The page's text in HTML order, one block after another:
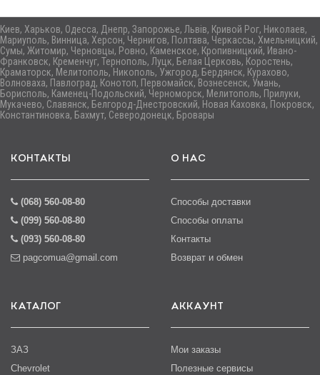
Киев, Харьков, Одесса, Днепр, Запорожье, Львів, Кривой Рог, Николаев,
Мариуполь, Винница, Херсон, Чернигов, Полтава, Черкассы, Хмельницкий,
Сумы, Житомир, Черновцы, Ровно, Каменское, Кропивницкий, Ивано-
Франковск, Кременчуг, Тернополь, Луцк, Белая Церковь, Коростень,
Краматорск, Мелитополь, Никополь, Ужгород, Бердянск, Курахово,
Волноваха, Павлоград, Конотоп, Первомайск, Вознесенск, Умань,
Борисполь, Каменец-Подольский, Черноморск, Мелитополь, Прилуки,
Мукачево, Славянск, Белгород-Днестровский, Новая Каховка, Покровск,
Константиновка, Бахмут, Северодонецк, Бровары
КОНТАКТЫ
(068) 560-08-80
(099) 560-08-80
(093) 560-08-80
pagcomua@gmail.com
О НАС
Способы доставки
Способы оплаты
Контакты
Возврат и обмен
КАТАЛОГ
ЗАЗ
Chevrolet
АККАУНТ
Мои заказы
Полезные сервисы